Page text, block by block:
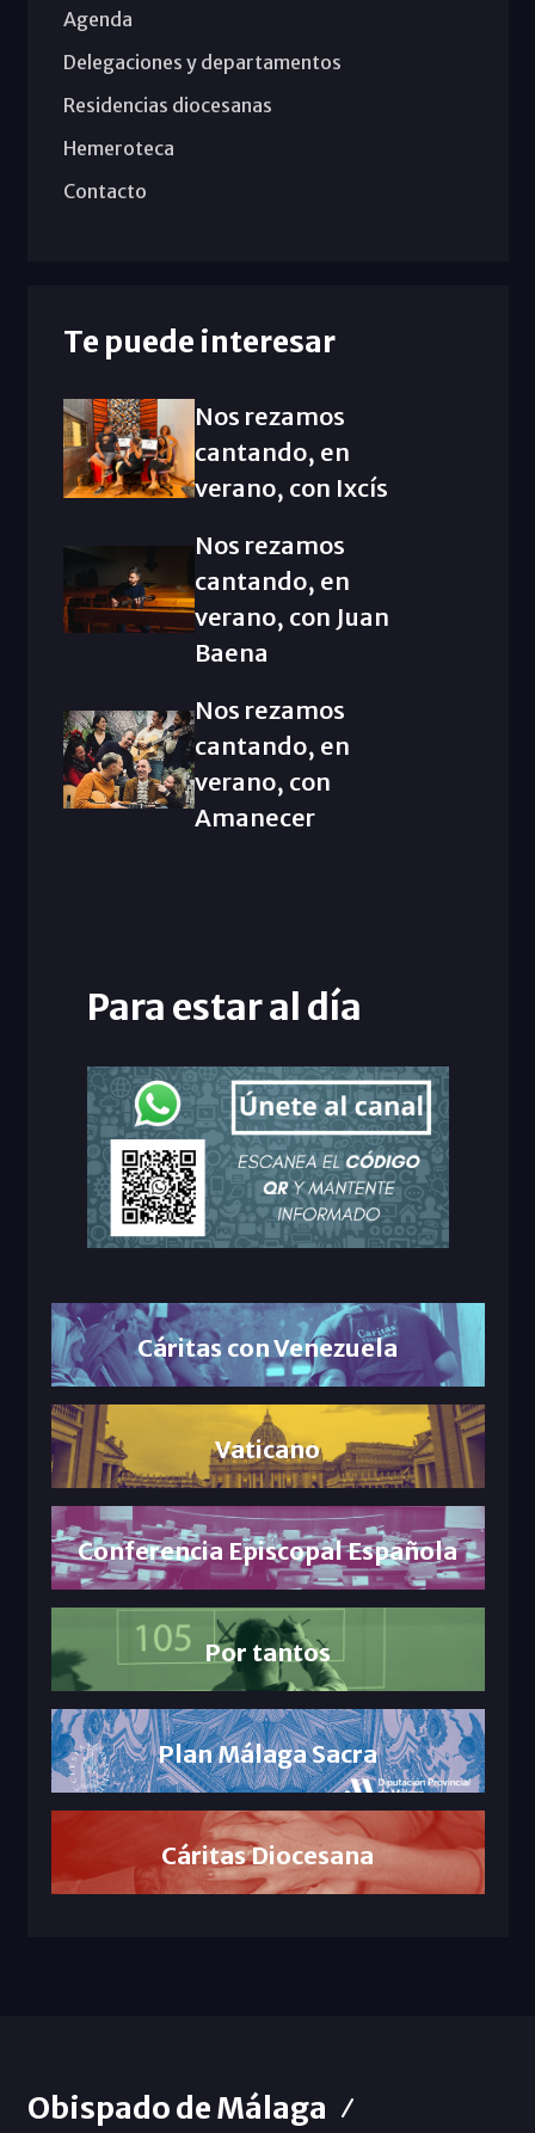
Agenda
Delegaciones y departamentos
Residencias diocesanas
Hemeroteca
Contacto
Te puede interesar
Nos rezamos
cantando, en
verano, con Ixcís
Nos rezamos
cantando, en
verano, con Juan
Baena
Nos rezamos
cantando, en
verano, con
Amanecer
Para estar al día
Cáritas con Venezuela
Vaticano
Conferencia Episcopal Española
Por tantos
Plan Málaga Sacra
Cáritas Diocesana
Obispado de Málaga